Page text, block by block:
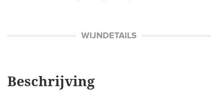
WIJNDETAILS
Beschrijving